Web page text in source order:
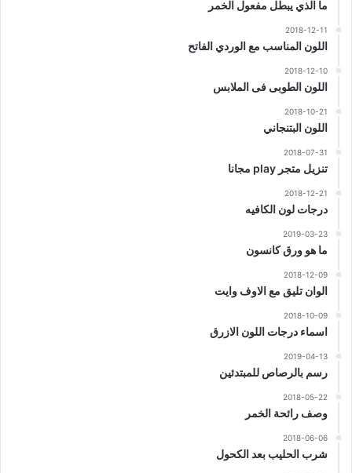
ما الذي يبطل مفعول الخمر
2018-12-11
اللون المناسب مع الوردي الفاتح
2018-12-10
اللون الطوبى فى الملابس
2018-10-21
اللون البتنجاني
2018-07-31
تنزيل متجر play مجانا
2018-12-21
درجات لون الكافيه
2019-03-23
ما هو ورق كانسون
2018-12-09
الوان تليق مع الاوف وايت
2018-10-09
اسماء درجات اللون الازرق
2019-04-13
رسم بالرصاص للمبتدئين
2018-05-22
وصف رائحة الخمر
2018-06-06
شرب الحليب بعد الكحول